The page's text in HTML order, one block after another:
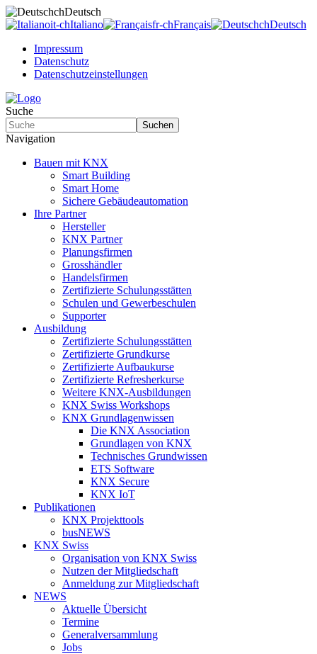
chDeutsch
it-chItaliano fr-chFrançais chDeutsch
Impressum
Datenschutz
Datenschutzeinstellungen
Suche
Suchen
Navigation
Bauen mit KNX
Smart Building
Smart Home
Sichere Gebäudeautomation
Ihre Partner
Hersteller
KNX Partner
Planungsfirmen
Grosshändler
Handelsfirmen
Zertifizierte Schulungsstätten
Schulen und Gewerbeschulen
Supporter
Ausbildung
Zertifizierte Schulungsstätten
Zertifizierte Grundkurse
Zertifizierte Aufbaukurse
Zertifizierte Refresherkurse
Weitere KNX-Ausbildungen
KNX Swiss Workshops
KNX Grundlagenwissen
Die KNX Association
Grundlagen von KNX
Technisches Grundwissen
ETS Software
KNX Secure
KNX IoT
Publikationen
KNX Projekttools
busNEWS
KNX Swiss
Organisation von KNX Swiss
Nutzen der Mitgliedschaft
Anmeldung zur Mitgliedschaft
NEWS
Aktuelle Übersicht
Termine
Generalversammlung
Jobs